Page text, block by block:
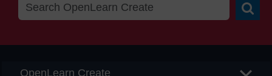
OpenLearn Create